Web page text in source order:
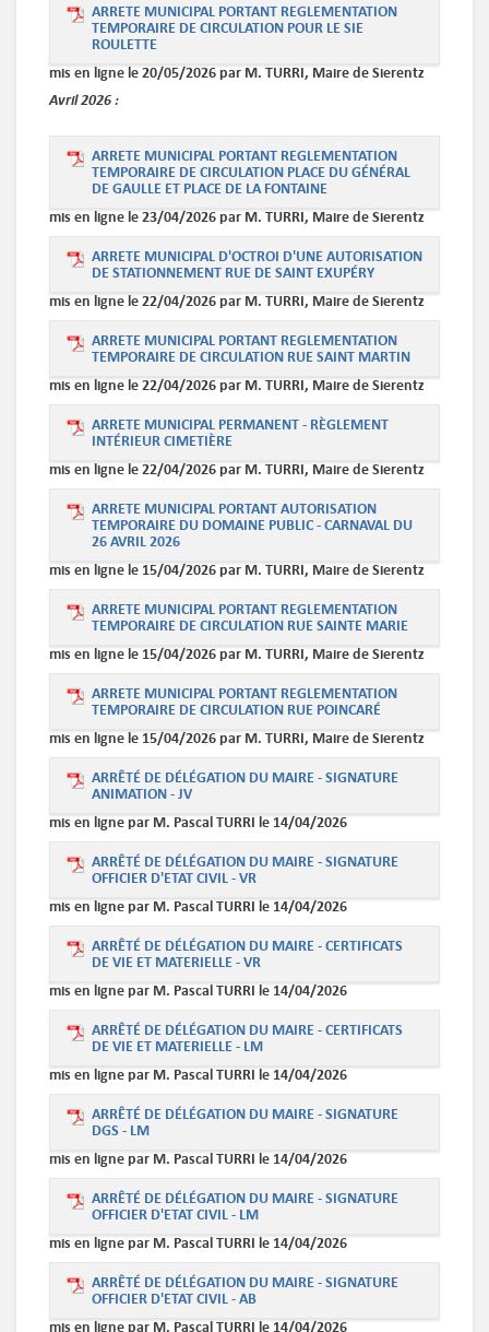
ARRETE MUNICIPAL PORTANT REGLEMENTATION
TEMPORAIRE DE CIRCULATION POUR LE SIE
ROULETTE
mis en ligne le 20/05/2026 par M. TURRI, Maire de Sierentz
Avril2026 :
ARRETE MUNICIPAL PORTANT REGLEMENTATION
TEMPORAIRE DE CIRCULATION PLACE DU GÉNÉRAL
DE GAULLE ET PLACE DE LA FONTAINE
mis en ligne le 23/04/2026 par M. TURRI, Maire de Sierentz
ARRETE MUNICIPAL D'OCTROI D'UNE AUTORISATION
DE STATIONNEMENT RUE DE SAINT EXUPÉRY
mis en ligne le 22/04/2026 par M. TURRI, Maire de Sierentz
ARRETE MUNICIPAL PORTANT REGLEMENTATION
TEMPORAIRE DE CIRCULATION RUE SAINT MARTIN
mis en ligne le 22/04/2026 par M. TURRI, Maire de Sierentz
ARRETE MUNICIPAL PERMANENT - RÈGLEMENT
INTÉRIEUR CIMETIÈRE
mis en ligne le 22/04/2026 par M. TURRI, Maire de Sierentz
ARRETE MUNICIPAL PORTANT AUTORISATION
TEMPORAIRE DU DOMAINE PUBLIC - CARNAVAL DU
26 AVRIL 2026
mis en ligne le 15/04/2026 par M. TURRI, Maire de Sierentz
ARRETE MUNICIPAL PORTANT REGLEMENTATION
TEMPORAIRE DE CIRCULATION RUE SAINTE MARIE
mis en ligne le 15/04/2026 par M. TURRI, Maire de Sierentz
ARRETE MUNICIPAL PORTANT REGLEMENTATION
TEMPORAIRE DE CIRCULATION RUE POINCARÉ
mis en ligne le 15/04/2026 par M. TURRI, Maire de Sierentz
ARRÊTÉ DE DÉLÉGATION DU MAIRE - SIGNATURE
ANIMATION - JV
mis en ligne par M. Pascal TURRI le 14/04/2026
ARRÊTÉ DE DÉLÉGATION DU MAIRE - SIGNATURE
OFFICIER D'ETAT CIVIL - VR
mis en ligne par M. Pascal TURRI le 14/04/2026
ARRÊTÉ DE DÉLÉGATION DU MAIRE - CERTIFICATS
DE VIE ET MATERIELLE - VR
mis en ligne par M. Pascal TURRI le 14/04/2026
ARRÊTÉ DE DÉLÉGATION DU MAIRE - CERTIFICATS
DE VIE ET MATERIELLE - LM
mis en ligne par M. Pascal TURRI le 14/04/2026
ARRÊTÉ DE DÉLÉGATION DU MAIRE - SIGNATURE
DGS - LM
mis en ligne par M. Pascal TURRI le 14/04/2026
ARRÊTÉ DE DÉLÉGATION DU MAIRE - SIGNATURE
OFFICIER D'ETAT CIVIL - LM
mis en ligne par M. Pascal TURRI le 14/04/2026
ARRÊTÉ DE DÉLÉGATION DU MAIRE - SIGNATURE
OFFICIER D'ETAT CIVIL - AB
mis en ligne par M. Pascal TURRI le 14/04/2026